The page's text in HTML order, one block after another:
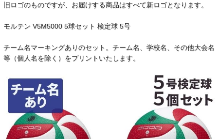
旧ロゴのものですが、お届けする商品はすべて新ロゴとなります。
モルテン V5M5000 5球セット 検定球 5号
チーム名マーキングありのセット。チーム名、学校名、その他大会名
等（個人名を除く）をプリントいたします。